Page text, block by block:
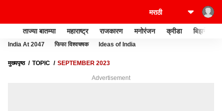
ताज्या बातम्या महाराष्ट्र राजकारण मनोरंजन क्रीडा बिझनेस
India At 2047 फिफा विश्वचषक Ideas of India
मुख्यपृष्ठ TOPIC SEPTEMBER 2023
Advertisement